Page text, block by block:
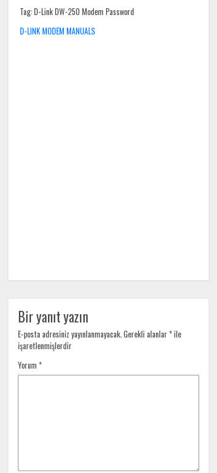
Tag: D-Link DW-250 Modem Password
D-LINK MODEM MANUALS
Bir yanıt yazın
E-posta adresiniz yayınlanmayacak. Gerekli alanlar * ile
işaretlenmişlerdir
Yorum *